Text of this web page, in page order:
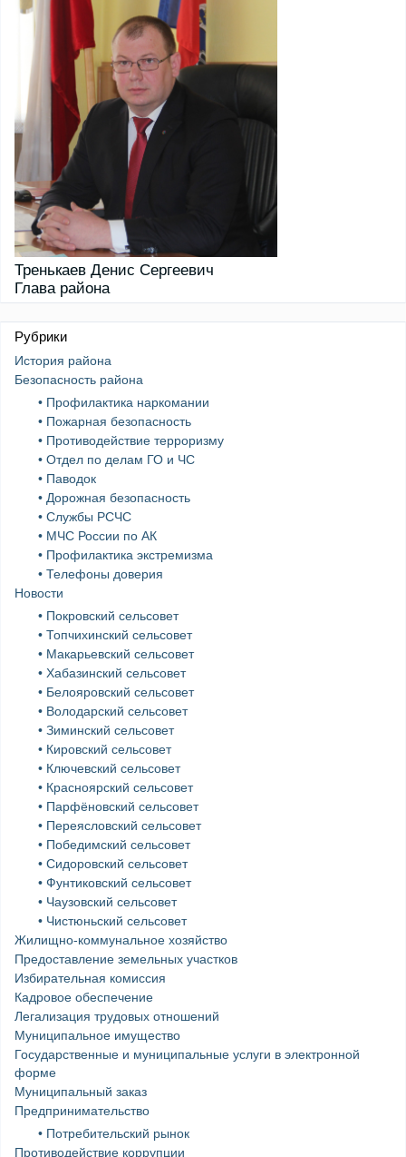
Тренькаев Денис Сергеевич
Глава района
Рубрики
История района
Безопасность района
• Профилактика наркомании
• Пожарная безопасность
• Противодействие терроризму
• Отдел по делам ГО и ЧС
• Паводок
• Дорожная безопасность
• Службы РСЧС
• МЧС России по АК
• Профилактика экстремизма
• Телефоны доверия
Новости
• Покровский сельсовет
• Топчихинский сельсовет
• Макарьевский сельсовет
• Хабазинский сельсовет
• Белояровский сельсовет
• Володарский сельсовет
• Зиминский сельсовет
• Кировский сельсовет
• Ключевский сельсовет
• Красноярский сельсовет
• Парфёновский сельсовет
• Переясловский сельсовет
• Победимский сельсовет
• Сидоровский сельсовет
• Фунтиковский сельсовет
• Чаузовский сельсовет
• Чистюньский сельсовет
Жилищно-коммунальное хозяйство
Предоставление земельных участков
Избирательная комиссия
Кадровое обеспечение
Легализация трудовых отношений
Муниципальное имущество
Государственные и муниципальные услуги в электронной
форме
Муниципальный заказ
Предпринимательство
• Потребительский рынок
Противодействие коррупции